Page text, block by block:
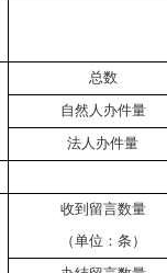
总数
自然人办件量
法人办件量
收到留言数量
（单位：条）